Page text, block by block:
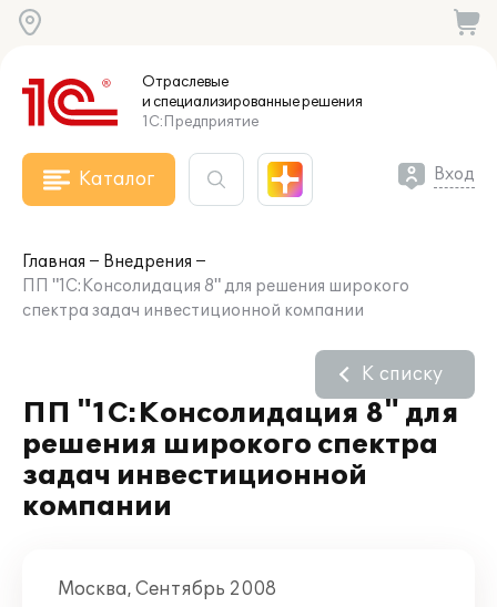
Отраслевые
и специализированныерешения
1С:Предприятие
Каталог Вход
Главная
Внедрения
ПП "1С:Консолидация 8" для решения широкого
спектра задач инвестиционной компании
ПП "1С:Консолидация 8" для
решения широкого спектра
задач инвестиционной
компании
К списку
Москва, Сентябрь 2008